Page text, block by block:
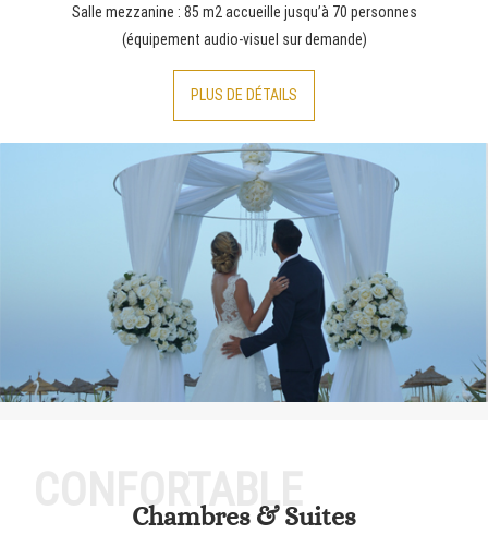
Salle mezzanine : 85 m2 accueille jusqu’à 70 personnes
(équipement audio-visuel sur demande)
PLUS DE DÉTAILS
CONFORTABLE
Chambres & Suites